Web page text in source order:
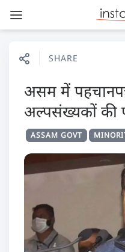
SHARE
असम में
अल्पसंख्यकों की
ASSAM GOVT